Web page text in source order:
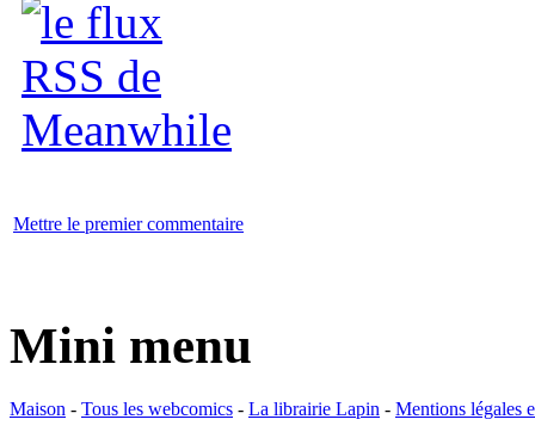
Mettre le premier commentaire
Mini menu
Maison - Tous les webcomics - La librairie Lapin - Mentions légales